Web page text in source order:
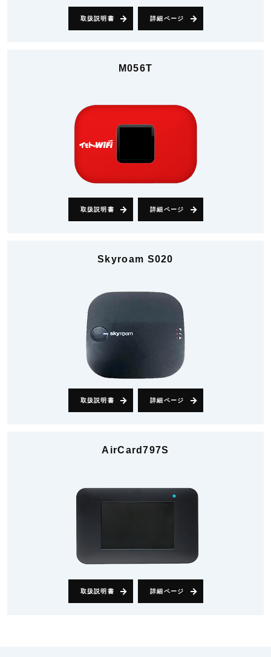
取扱説明書 詳細ページ
M056T
取扱説明書 詳細ページ
Skyroam S020
取扱説明書 詳細ページ
AirCard797S
取扱説明書 詳細ページ